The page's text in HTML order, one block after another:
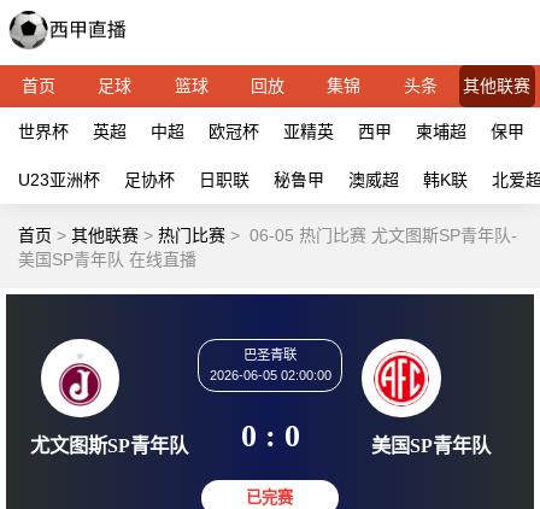
首页 足球 篮球 回放 集锦 头条 其他联赛
世界杯 英超 中超 欧冠杯 亚精英 西甲 柬埔超 保甲
U23亚洲杯 足协杯 日职联 秘鲁甲 澳威超 韩K联 北爱
首页 > 其他联赛 > 热门比赛 > 06-05 热门比赛 尤文图斯SP青年队-
美国SP青年队 在线直播
巴圣青联
2026-06-05 02:00:00